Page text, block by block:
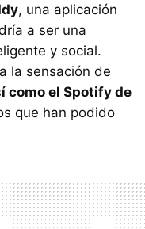
, una aplicación
a ser una
y social.
la sensación de
como el Spotify de
que han podido